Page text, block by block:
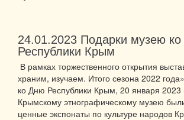
24.01.2023 Подарки музею
Республики Крым
В рамках торжественного открытия
храним, изучаем. Итого сезона 2022
ко Дню Республики Крым, 20 января 2023
Крымскому этнографическому музею
ценные экспонаты по культуре народов